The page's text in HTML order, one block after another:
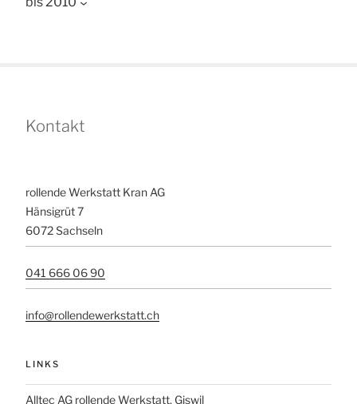
Kontakt
rollende Werkstatt Kran AG
Hänsigrüt 7
6072 Sachseln
041 666 06 90
info@rollendewerkstatt.ch
LINKS
Alltec AG rollende Werkstatt, Giswil